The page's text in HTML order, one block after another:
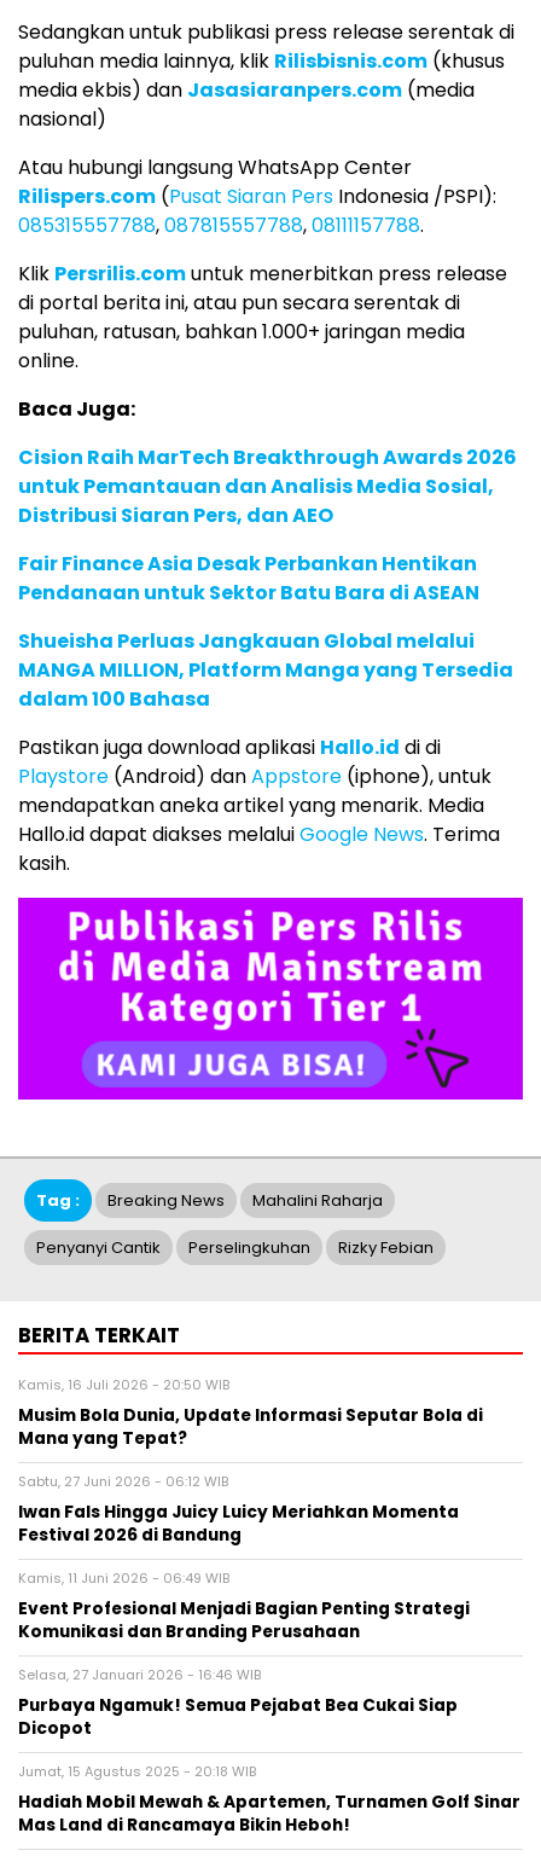
Sedangkan untuk publikasi press release serentak di
puluhan media lainnya, klik Rilisbisnis.com (khusus
media ekbis) dan Jasasiaranpers.com (media
nasional)
Atau hubungi langsung WhatsApp Center
Rilispers.com (Pusat Siaran Pers Indonesia /PSPI):
085315557788,087815557788,08111157788.
Klik Persrilis.comuntuk menerbitkan press release
di portal berita ini, atau pun secara serentak di
puluhan, ratusan, bahkan 1.000+ jaringan media
online.
Baca Juga:
Cision Raih MarTech Breakthrough Awards 2026
untuk Pemantauan dan Analisis Media Sosial,
Distribusi Siaran Pers, dan AEO
Fair Finance Asia Desak Perbankan Hentikan
Pendanaan untuk Sektor Batu Bara di ASEAN
Shueisha Perluas Jangkauan Global melalui
MANGA MILLION, Platform Manga yang Tersedia
dalam 100 Bahasa
Pastikan juga download aplikasi Hallo.id di di
Playstore (Android) danAppstore (iphone), untuk
mendapatkan aneka artikel yang menarik. Media
Hallo.id dapat diakses melaluiGoogle News. Terima
kasih.
Tag : Breaking News Mahalini Raharja
Penyanyi Cantik Perselingkuhan Rizky Febian
BERITA TERKAIT
Kamis, 16 Juli 2026 - 20:50 WIB
Musim Bola Dunia, Update Informasi Seputar Bola di
Mana yang Tepat?
Sabtu, 27 Juni 2026 - 06:12 WIB
Iwan Fals Hingga Juicy Luicy Meriahkan Momenta
Festival 2026 di Bandung
Kamis, 11 Juni 2026 - 06:49 WIB
Event Profesional Menjadi Bagian Penting Strategi
Komunikasi dan Branding Perusahaan
Selasa, 27 Januari 2026 - 16:46 WIB
Purbaya Ngamuk! Semua Pejabat Bea Cukai Siap
Dicopot
Jumat, 15 Agustus 2025 - 20:18 WIB
Hadiah Mobil Mewah & Apartemen, Turnamen Golf Sinar
Mas Land di Rancamaya Bikin Heboh!